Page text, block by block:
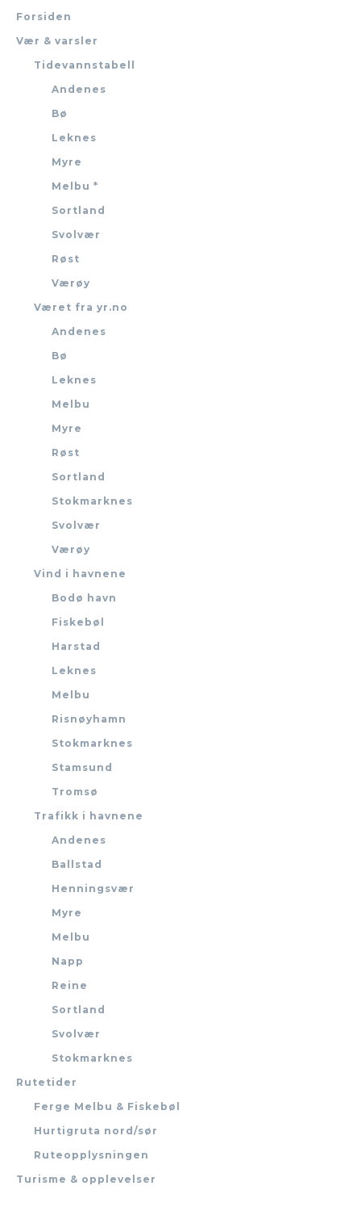
Forsiden
Vær & varsler
Tidevannstabell
Andenes
Bø
Leknes
Myre
Melbu *
Sortland
Svolvær
Røst
Værøy
Været fra yr.no
Andenes
Bø
Leknes
Melbu
Myre
Røst
Sortland
Stokmarknes
Svolvær
Værøy
Vind i havnene
Bodø havn
Fiskebøl
Harstad
Leknes
Melbu
Risnøyhamn
Stokmarknes
Stamsund
Tromsø
Trafikk i havnene
Andenes
Ballstad
Henningsvær
Myre
Melbu
Napp
Reine
Sortland
Svolvær
Stokmarknes
Rutetider
Ferge Melbu & Fiskebøl
Hurtigruta nord/sør
Ruteopplysningen
Turisme & opplevelser